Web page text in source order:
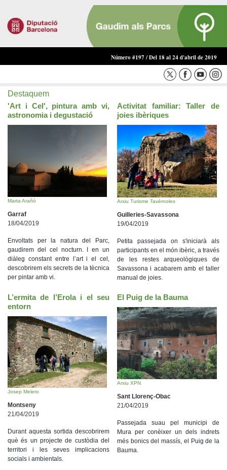
Número #197 / Del 18 al 24 d'abril de 2019
Destaquem
'Art i Cel', pintura amb vi,
astronomia i degustació
Marta Arañó
Garraf
18/04/2019
Envoltats per la natura del Parc,
gaudirem del cel nocturn. I en un
diàleg constant entre l’art i el cel,
descobrirem els secrets de la tècnica
per pintar amb vi.
Activitat familiar: Taller de
joies ibèriques
Arxiu Turisme Tavèrnoles
Guilleries-Savassona
19/04/2019
Petita passejada on s'iniciarà als
participants en el món ibèric, a través
de les restes arqueològiques de
Savassona i acabarem amb el taller
manual de joies.
L’ermita de l’Erola i el seu
entorn
Josep Melero
Montseny
21/04/2019
Durant aquesta sortida descobrirem
què és un projecte de custòdia del
territori i les seves implicacions
socials i ambientals.
El Puig de la Bauma
Arxiu XPN
Sant Llorenç-Obac
21/04/2019
Passejada suau pel municipi de
Mura per conèixer un dels indrets
més bonics del massís, el Puig de la
Bauma.